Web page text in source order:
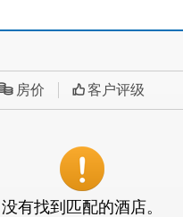
房价 客户评级
没有找到匹配的酒店。